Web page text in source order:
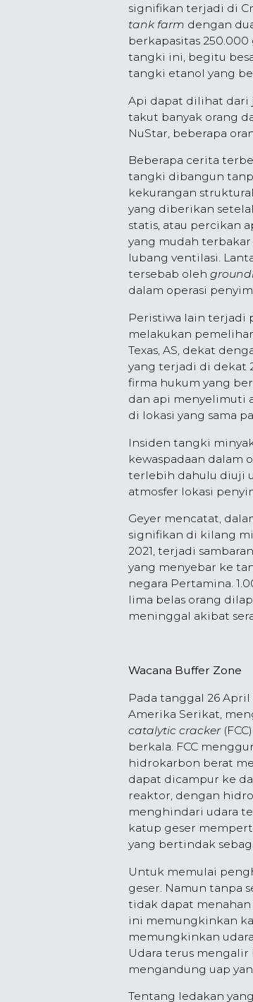
signifikan terjadi di
tank farm dengan
berkapasitas 250.000
tangki ini, begitu
tangki etanol yang
Api dapat dilihat dari
takut banyak orang
NuStar, beberapa
Beberapa cerita
tangki dibangun
kekurangan
yang diberikan
statis, atau percikan
yang mudah
lubang ventilasi.
tersebab oleh
dalam operasi
Peristiwa lain terjadi
melakukan
Texas, AS, dekat
yang terjadi di dekat
firma hukum yang
dan api menyelimuti
di lokasi yang sama
Insiden tangki
kewaspadaan dalam
terlebih dahulu diuji
atmosfer lokasi
Geyer mencatat,
signifikan di kilang
2021, terjadi
yang menyebar ke
negara Pertamina.
lima belas orang
meninggal akibat
Wacana Buffer Zone
Pada tanggal 26
Amerika Serikat,
catalytic cracker
berkala. FCC
hidrokarbon berat
dapat dicampur ke
reaktor, dengan
menghindari udara
katup geser
yang bertindak
Untuk memulai
geser. Namun tanpa
tidak dapat
ini memungkinkan
memungkinkan
Udara terus
mengandung uap
Tentang ledakan